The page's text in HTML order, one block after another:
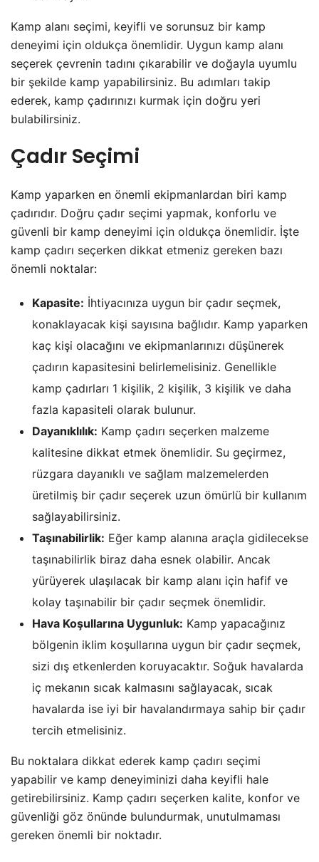
Kamp alanı seçimi, keyifli ve sorunsuz bir kamp
deneyimi için oldukça önemlidir. Uygun kamp alanı
seçerek çevrenin tadını çıkarabilir ve doğayla uyumlu
bir şekilde kamp yapabilirsiniz. Bu adımları takip
ederek, kamp çadırınızı kurmak için doğru yeri
bulabilirsiniz.
Çadır Seçimi
Kamp yaparken en önemli ekipmanlardan biri kamp
çadırıdır. Doğru çadır seçimi yapmak, konforlu ve
güvenli bir kamp deneyimi için oldukça önemlidir. İşte
kamp çadırı seçerken dikkat etmeniz gereken bazı
önemli noktalar:
Kapasite: İhtiyacınıza uygun bir çadır seçmek,
konaklayacak kişi sayısına bağlıdır. Kamp yaparken
kaç kişi olacağını ve ekipmanlarınızı düşünerek
çadırın kapasitesini belirlemelisiniz. Genellikle
kamp çadırları 1 kişilik, 2 kişilik, 3 kişilik ve daha
fazla kapasiteli olarak bulunur.
Dayanıklılık: Kamp çadırı seçerken malzeme
kalitesine dikkat etmek önemlidir. Su geçirmez,
rüzgara dayanıklı ve sağlam malzemelerden
üretilmiş bir çadır seçerek uzun ömürlü bir kullanım
sağlayabilirsiniz.
Taşınabilirlik: Eğer kamp alanına araçla gidilecekse
taşınabilirlik biraz daha esnek olabilir. Ancak
yürüyerek ulaşılacak bir kamp alanı için hafif ve
kolay taşınabilir bir çadır seçmek önemlidir.
Hava Koşullarına Uygunluk: Kamp yapacağınız
bölgenin iklim koşullarına uygun bir çadır seçmek,
sizi dış etkenlerden koruyacaktır. Soğuk havalarda
iç mekanın sıcak kalmasını sağlayacak, sıcak
havalarda ise iyi bir havalandırmaya sahip bir çadır
tercih etmelisiniz.
Bu noktalara dikkat ederek kamp çadırı seçimi
yapabilir ve kamp deneyiminizi daha keyifli hale
getirebilirsiniz. Kamp çadırı seçerken kalite, konfor ve
güvenliği göz önünde bulundurmak, unutulmaması
gereken önemli bir noktadır.